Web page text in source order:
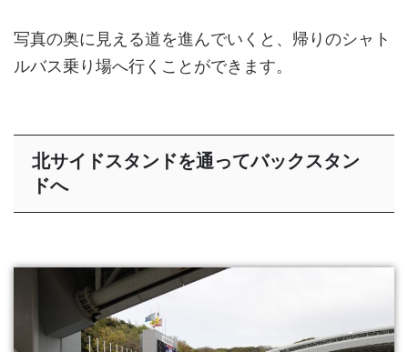
写真の奥に見える道を進んでいくと、帰りのシャト
ルバス乗り場へ行くことができます。
北サイドスタンドを通ってバックスタン
ドへ